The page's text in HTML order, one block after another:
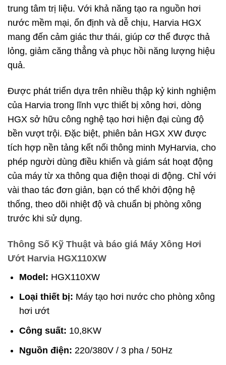
trung tâm trị liệu. Với khả năng tạo ra nguồn hơi
nước mềm mại, ổn định và dễ chịu, Harvia HGX
mang đến cảm giác thư thái, giúp cơ thể được thả
lỏng, giảm căng thẳng và phục hồi năng lượng hiệu
quả.
Được phát triển dựa trên nhiều thập kỷ kinh nghiệm
của Harvia trong lĩnh vực thiết bị xông hơi, dòng
HGX sở hữu công nghệ tạo hơi hiện đại cùng độ
bền vượt trội. Đặc biệt, phiên bản HGX XW được
tích hợp nền tảng kết nối thông minh MyHarvia, cho
phép người dùng điều khiển và giám sát hoạt động
của máy từ xa thông qua điện thoại di động. Chỉ với
vài thao tác đơn giản, bạn có thể khởi động hệ
thống, theo dõi nhiệt độ và chuẩn bị phòng xông
trước khi sử dụng.
Thông Số Kỹ Thuật và báo giá Máy Xông Hơi
Ướt Harvia HGX110XW
Model: HGX110XW
Loại thiết bị: Máy tạo hơi nước cho phòng xông
hơi ướt
Công suất: 10,8KW
Nguồn điện: 220/380V / 3 pha / 50Hz